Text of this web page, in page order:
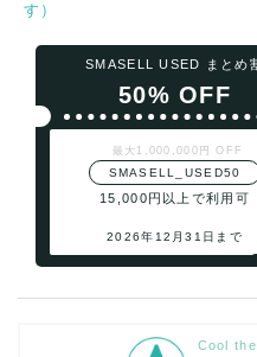
す）
SMASELL USED まとめ
50% OFF
最大1,000,000円 OFF
SMASELL_USED50
15,000円以上で利用可
2026年12月31日まで
Cool